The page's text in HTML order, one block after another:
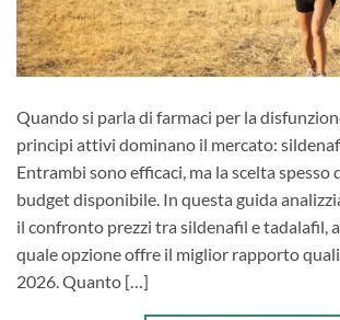
Quando si parla di farmaci per la
principi attivi dominano il mercato:
Entrambi sono efficaci, ma la scelta spesso
budget disponibile. In questa guida
il confronto prezzi tra sildenafil e tadalafil,
quale opzione offre il miglior rapporto
2026. Quanto […]